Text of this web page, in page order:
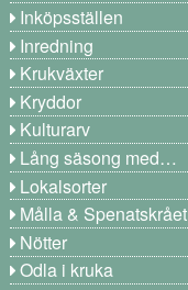
Inköpsställen
Inredning
Krukväxter
Kryddor
Kulturarv
Lång säsong med…
Lokalsorter
Målla & Spenatskrået
Nötter
Odla i kruka